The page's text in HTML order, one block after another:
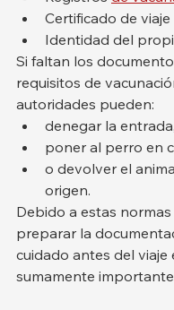
Certificado de viaje
Identidad del
Si faltan los
requisitos de
autoridades pueden:
denegar la entrada,
poner al perro en
o devolver el
origen.
Debido a estas normas
preparar la
cuidado antes del viaje
sumamente